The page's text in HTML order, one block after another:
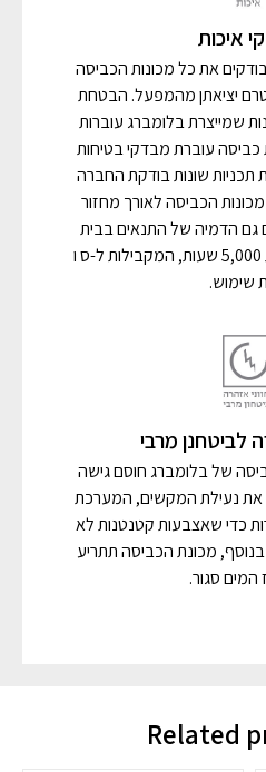
איכות
את כל מכונות הכביסה
יציאתן מהמפעל. הבטחת
המכונות שמייצרת בלומברג עוברות
כביסה עוברת מבדקי בטיחות
תכניות שונות בודקת החברה
הכביסה לאורך מחזור
גם הדמיה של התנאים בבית
הלקוח בבדיקה הנמשכת 5,000 שעות, המקבילות ל-ס ו
שימוש.
לביטחנן מרבי
של בלומברג חוסם גישה
את נעילת המקשים, המערכת
כדי שאצבעות קטנטנות לא
מכונת הכביסה תתריע
סגור.
Related